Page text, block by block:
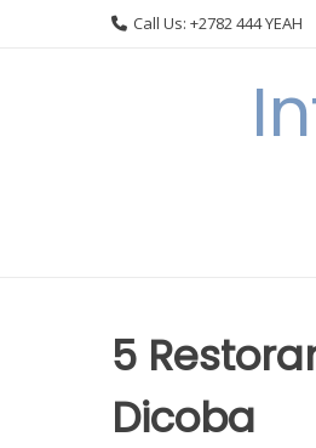
Call Us: +2782 444 YEAH
5
Dicoba